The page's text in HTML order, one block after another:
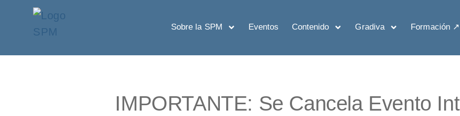
Sobre la SPM Eventos Contenido Gradiva Formación ↗︎
IMPORTANTE: Se Cancela Evento